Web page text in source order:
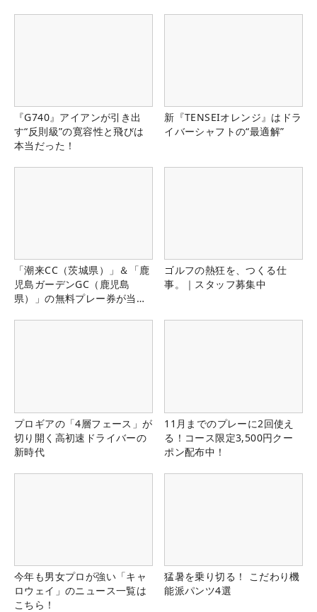
『G740』アイアンが引き出
す“反則級”の寛容性と飛びは
本当だった！
新『TENSEIオレンジ』はドラ
イバーシャフトの“最適解”
「潮来CC（茨城県）」＆「鹿
児島ガーデンGC（鹿児島
県）」の無料プレー券が当た
ゴルフの熱狂を、つくる仕
事。｜スタッフ募集中
プロギアの「4層フェース」が
切り開く高初速ドライバーの
新時代
11月までのプレーに2回使え
る！コース限定3,500円クー
ポン配布中！
今年も男女プロが強い「キャ
ロウェイ」のニュース一覧は
こちら！
猛暑を乗り切る！ こだわり機
能派パンツ4選